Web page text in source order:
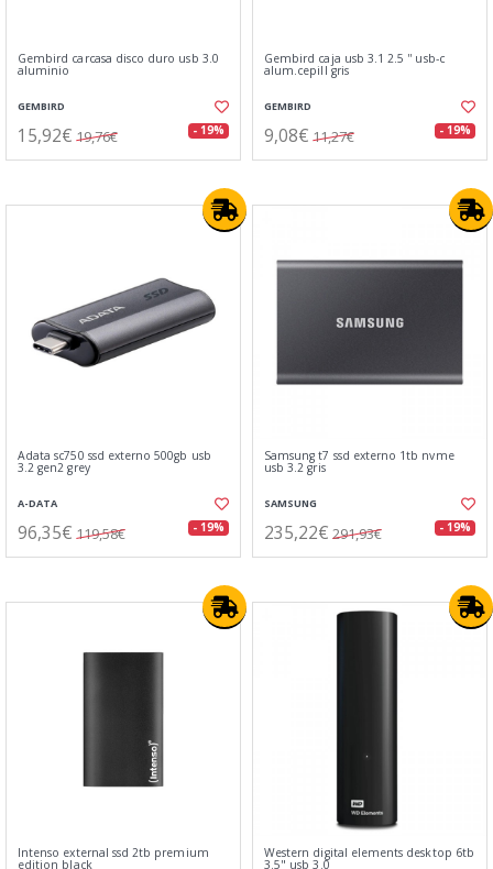
Gembird carcasa disco duro usb 3.0
aluminio
GEMBIRD
15,92€ 19,76€ - 19%
Gembird caja usb 3.1 2.5 '' usb-c
alum.cepill gris
GEMBIRD
9,08€ 11,27€ - 19%
Adata sc750 ssd externo 500gb usb
3.2 gen2 grey
A-DATA
96,35€ 119,58€ - 19%
Samsung t7 ssd externo 1tb nvme
usb 3.2 gris
SAMSUNG
235,22€ 291,93€ - 19%
Intenso external ssd 2tb premium
edition black
Western digital elements desktop 6tb
3.5" usb 3.0